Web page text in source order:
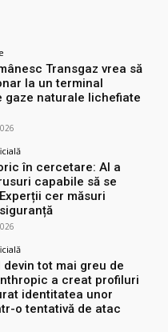
Transgaz vrea să
la un terminal
gaze naturale lichefiate
în cercetare: AI a
capabile să se
cer măsuri
devin tot mai greu de
a creat profiluri
identitatea unor
o tentativă de atac